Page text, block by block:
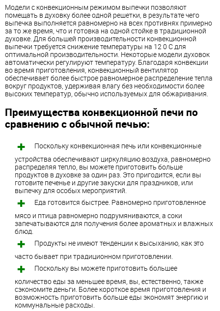
Модели с конвекционным режимом выпечки позволяют
помещать в духовку более одной решетки, в результате чего
выпечка выполняется равномерно на всех противнях примерно
за то же время, что и готовка на одной стойке в традиционной
духовке. Для большей производительности конвекционной
выпечки требуется снижение температуры на 12 0 С для
оптимальной производительности. Некоторые модели духовок
автоматически регулируют температуру. Благодаря конвекции
во время приготовления, конвекционный вентилятор
обеспечивает более быстрое равномерное распределение тепла
вокруг продуктов, удерживая влагу без необходимости более
высоких температур, обычно используемых для обжаривания.
Преимущества конвекционной печи по
сравнению с обычной печью:
Поскольку конвекционная печь или конвекционные
устройства обеспечивают циркуляцию воздуха, равномерно
распределяя тепло, вы можете приготовить больше
продуктов в духовке за один раз. Это пригодится, если вы
готовите печенье и другие закуски для праздников, или
выпечку для особых мероприятий.
Еда готовится быстрее. Равномерно приготовленное
мясо и птица равномерно подрумяниваются, а соки
запечатываются для получения более ароматных и влажных
блюд.
Продукты не имеют тенденции к высыханию, как это
часто бывает при традиционном приготовлении.
Поскольку вы можете приготовить большее
количество еды за меньшее время, вы, естественно, также
сэкономите деньги. Более короткое время приготовления и
возможность приготовить больше еды экономят энергию и
коммунальные расходы.